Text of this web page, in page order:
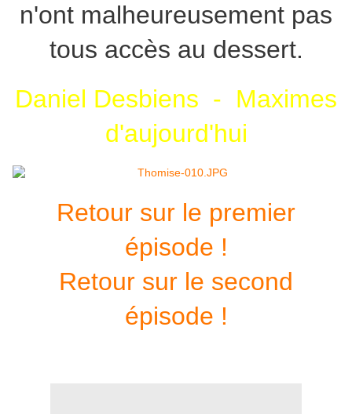
n'ont malheureusement pas
tous accès au dessert.
Daniel Desbiens - Maximes
d'aujourd'hui
Retour sur le premier
épisode !
Retour sur le second
épisode !